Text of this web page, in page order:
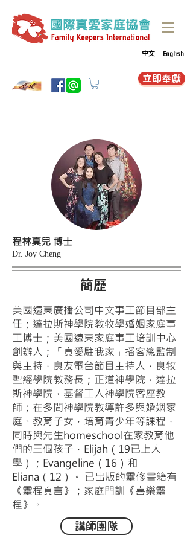
中文 English
立即奉獻
程林真兒 博士
Dr. Joy Cheng
​簡歷
美國遠東廣播公司中文事工節目部主
任；達拉斯神學院教牧學婚姻家庭事
工博士；美國遠東家庭事工培訓中心
創辦人；「真愛駐我家」播客總監制
與主持，良友電台節目主持人，良牧
聖經學院教務長；正道神學院，達拉
斯神學院，基督工人神學院客座教
師；在多間神學院教導許多與婚姻家
庭、教育子女，培育青少年等課程，
同時與先生homeschool在家教育他
們的三個孩子，Elijah（19已上大
學）；Evangeline（16）和
Eliana（12）。 已出版的靈修書籍有
《靈程真言》；家庭門訓《喜樂靈
程》。
講師團隊